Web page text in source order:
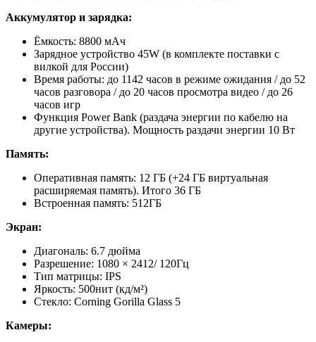
Аккумулятор и зарядка:
Ёмкость: 8800 мАч
Зарядное устройство 45W (в комплекте поставки с
вилкой для России)
Время работы: до 1142 часов в режиме ожидания / до 52
часов разговора / до 20 часов просмотра видео / до 26
часов игр
Функция Power Bank (раздача энергии по кабелю на
другие устройства). Мощность раздачи энергии 10 Вт
Память:
Оперативная память: 12 ГБ (+24 ГБ виртуальная
расширяемая память). Итого 36 ГБ
Встроенная память: 512ГБ
Экран:
Диагональ: 6.7 дюйма
Разрешение: 1080 × 2412/ 120Гц
Тип матрицы: IPS
Яркость: 500нит (кд/м²)
Стекло: Corning Gorilla Glass 5
Камеры: